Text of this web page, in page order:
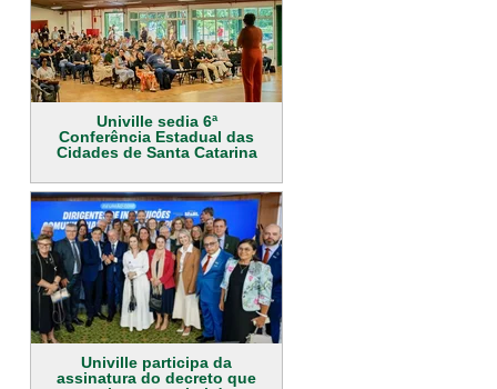
Univille sedia 6ª
Conferência Estadual das
Cidades de Santa Catarina
Univille participa da
assinatura do decreto que